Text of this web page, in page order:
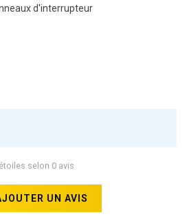
d'interrupteur
selon 0 avis
UN AVIS